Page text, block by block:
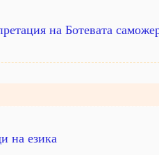
на Ботевата
на езика